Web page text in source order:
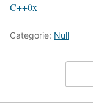
C++0x
Categorie: Null